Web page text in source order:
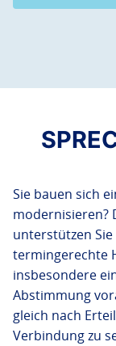
Sie bauen sich
modernisieren?
unterstützen
termingerechte
insbesondere
Abstimmung
gleich nach
Verbindung zu